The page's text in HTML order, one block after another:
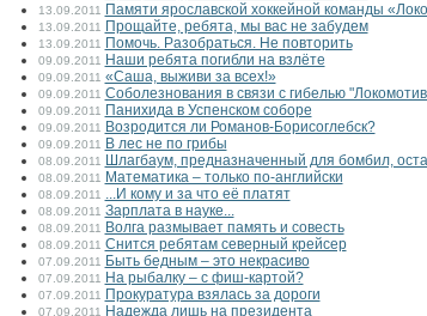
13.09.2011 Памяти ярославской хоккейной команды
13.09.2011 Прощайте, ребята, мы вас не забудем
13.09.2011 Помочь. Разобраться. Не повторить
09.09.2011 Наши ребята погибли на взлёте
09.09.2011 «Саша, выживи за всех!»
09.09.2011 Соболезнования в связи с гибелью
09.09.2011 Панихида в Успенском соборе
09.09.2011 Возродится ли Романов-Борисоглебск?
09.09.2011 В лес не по грибы
08.09.2011 Шлагбаум, предназначенный для бомбил,
08.09.2011 Математика – только по-английски
08.09.2011 ...И кому и за что её платят
08.09.2011 Зарплата в науке...
08.09.2011 Волга размывает память и совесть
08.09.2011 Снится ребятам северный крейсер
07.09.2011 Быть бедным – это некрасиво
07.09.2011 На рыбалку – с фиш-картой?
07.09.2011 Прокуратура взялась за дороги
07.09.2011 Надежда лишь на президента